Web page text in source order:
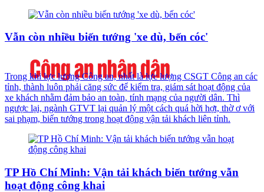
Vẫn còn nhiều biến tướng 'xe dù, bến cóc'
Trong khi lực lượng Công an, nhất là lực lượng CSGT Công an các
tỉnh, thành luôn phải căng sức để kiểm tra, giám sát hoạt động của
xe khách nhằm đảm bảo an toàn, tính mạng của người dân. Thì
ngược lại, ngành GTVT lại quản lý một cách quá hời hợt, thờ ơ với
sai phạm, biến tướng trong hoạt động vận tải khách liên tỉnh.
TP Hồ Chí Minh: Vận tải khách biến tướng vẫn
hoạt động công khai